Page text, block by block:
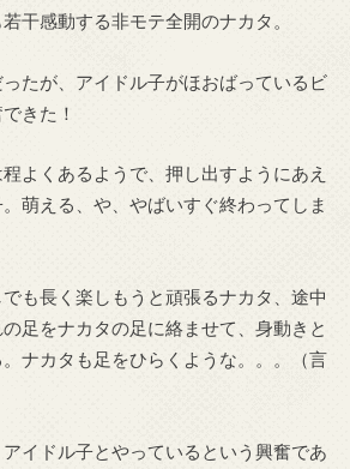
干感動する非モテ全開のナカタ。
たが、アイドル子がほおばっているビ
きた！
よくあるようで、押し出すようにあえ
萌える、や、やばいすぐ終わってしま
も長く楽しもうと頑張るナカタ、途中
足をナカタの足に絡ませて、身動きと
ナカタも足をひらくような。。。（言
イドル子とやっているという興奮であ